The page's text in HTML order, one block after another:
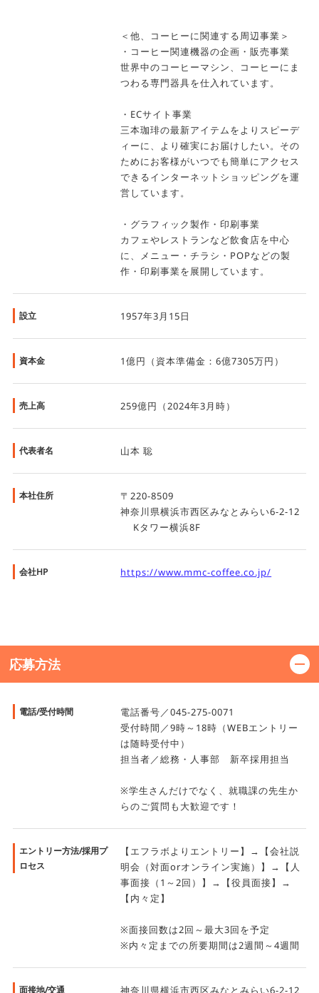
＜他、コーヒーに関連する周辺事業＞
・コーヒー関連機器の企画・販売事業
世界中のコーヒーマシン、コーヒーにま
つわる専門器具を仕入れています。
・ECサイト事業
三本珈琲の最新アイテムをよりスピーデ
ィーに、より確実にお届けしたい。その
ためにお客様がいつでも簡単にアクセス
できるインターネットショッピングを運
営しています。
・グラフィック製作・印刷事業
カフェやレストランなど飲食店を中心
に、メニュー・チラシ・POPなどの製
作・印刷事業を展開しています。
設立 1957年3月15日
資本金 1億円（資本準備金：6億7305万円）
売上高 259億円（2024年3月時）
代表者名 山本 聡
本社住所
〒220-8509
神奈川県横浜市西区みなとみらい6-2-12
Kタワー横浜8F
会社HP https://www.mmc-coffee.co.jp/
応募方法
電話/受付時間
電話番号／045-275-0071
受付時間／9時～18時（WEBエントリー
は随時受付中）
担当者／総務・人事部 新卒採用担当
※学生さんだけでなく、就職課の先生か
らのご質問も大歓迎です！
エントリー方法/採用プ
ロセス
【エフラボよりエントリー】→【会社説
明会（対面orオンライン実施）】→【人
事面接（1～2回）】→【役員面接】→
【内々定】
※面接回数は2回～最大3回を予定
※内々定までの所要期間は2週間～4週間
面接地/交通
神奈川県横浜市西区みなとみらい6-2-12